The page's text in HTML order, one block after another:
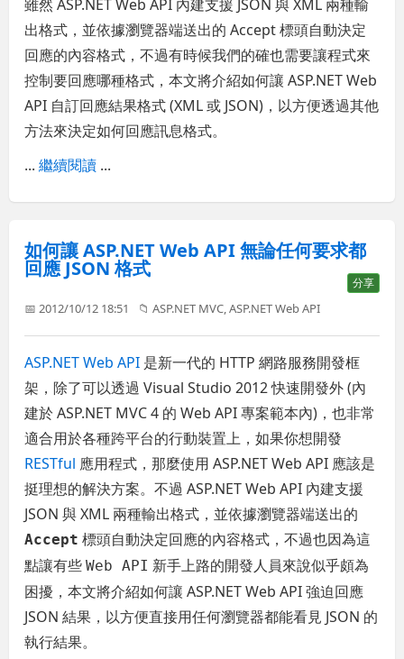
雖然 ASP.NET Web API 內建支援 JSON 與 XML 兩種輸
出格式，並依據瀏覽器端送出的 Accept 標頭自動決定
回應的內容格式，不過有時候我們的確也需要讓程式來
控制要回應哪種格式，本文將介紹如何讓 ASP.NET Web
API 自訂回應結果格式 (XML 或 JSON)，以方便透過其他
方法來決定如何回應訊息格式。
...繼續閱讀 ...
如何讓 ASP.NET Web API 無論任何要求都
回應 JSON 格式
分享
📅 2012/10/12 18:51 📁ASP.NET MVC,ASP.NET Web API
ASP.NET Web API 是新一代的 HTTP 網路服務開發框
架，除了可以透過 Visual Studio 2012 快速開發外 (內
建於 ASP.NET MVC 4 的 Web API 專案範本內)，也非常
適合用於各種跨平台的行動裝置上，如果你想開發
RESTful 應用程式，那麼使用 ASP.NET Web API 應該是
挺理想的解決方案。不過 ASP.NET Web API 內建支援
JSON 與 XML 兩種輸出格式，並依據瀏覽器端送出的
Accept 標頭自動決定回應的內容格式，不過也因為這
點讓有些Web API 新手上路的開發人員來說似乎頗為
困擾，本文將介紹如何讓 ASP.NET Web API 強迫回應
JSON 結果，以方便直接用任何瀏覽器都能看見 JSON 的
執行結果。